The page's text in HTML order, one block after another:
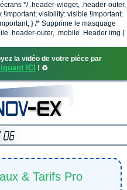
*/ .header-widget, .header-outer,
visibility: visible !important;
} /* Supprime le masquage
.header-outer, .mobile .Header img {
la vidéo de votre pièce par
ICI ! ♻️
& Tarifs Pro